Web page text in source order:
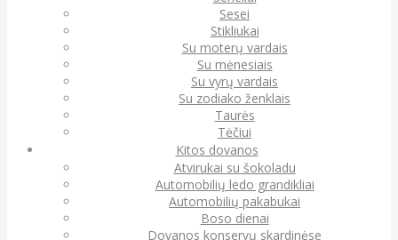
Sesei
Stikliukai
Su moterų vardais
Su mėnesiais
Su vyrų vardais
Su zodiako ženklais
Taurės
Tėčiui
Kitos dovanos
Atvirukai su šokoladu
Automobilių ledo grandikliai
Automobilių pakabukai
Boso dienai
Dovanos konservų skardinėse